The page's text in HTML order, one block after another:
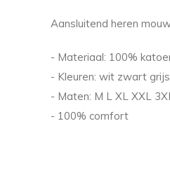
Aansluitend heren
- Materiaal: 100%
- Kleuren: wit zwart
- Maten: M L XL XXL
- 100% comfort